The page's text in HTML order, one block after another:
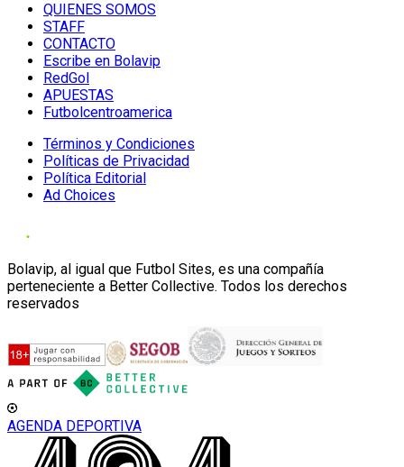
QUIENES SOMOS
STAFF
CONTACTO
Escribe en Bolavip
RedGol
APUESTAS
Futbolcentroamerica
Términos y Condiciones
Políticas de Privacidad
Política Editorial
Ad Choices
Bolavip, al igual que Futbol Sites, es una compañía
perteneciente a Better Collective. Todos los derechos
reservados
AGENDA DEPORTIVA